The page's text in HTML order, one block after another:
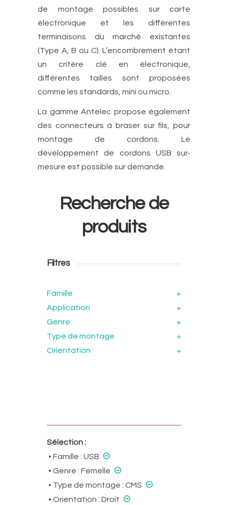
de montage possibles sur carte
électronique et les différentes
terminaisons du marché existantes
(Type A, B ou C). L’encombrement étant
un critère clé en électronique,
différentes tailles sont proposées
comme les standards, mini ou micro.
La gamme Antelec propose également
des connecteurs à braser sur fils, pour
montage de cordons. Le
développement de cordons USB sur-
mesure est possible sur demande.
Recherche de
produits
Filtres
Famille
+
Application
+
Genre
+
Type de montage
+
Orientation
+
Sélection :
• Famille : USB ⊝
• Genre : Femelle ⊝
• Type de montage : CMS ⊝
• Orientation : Droit ⊝